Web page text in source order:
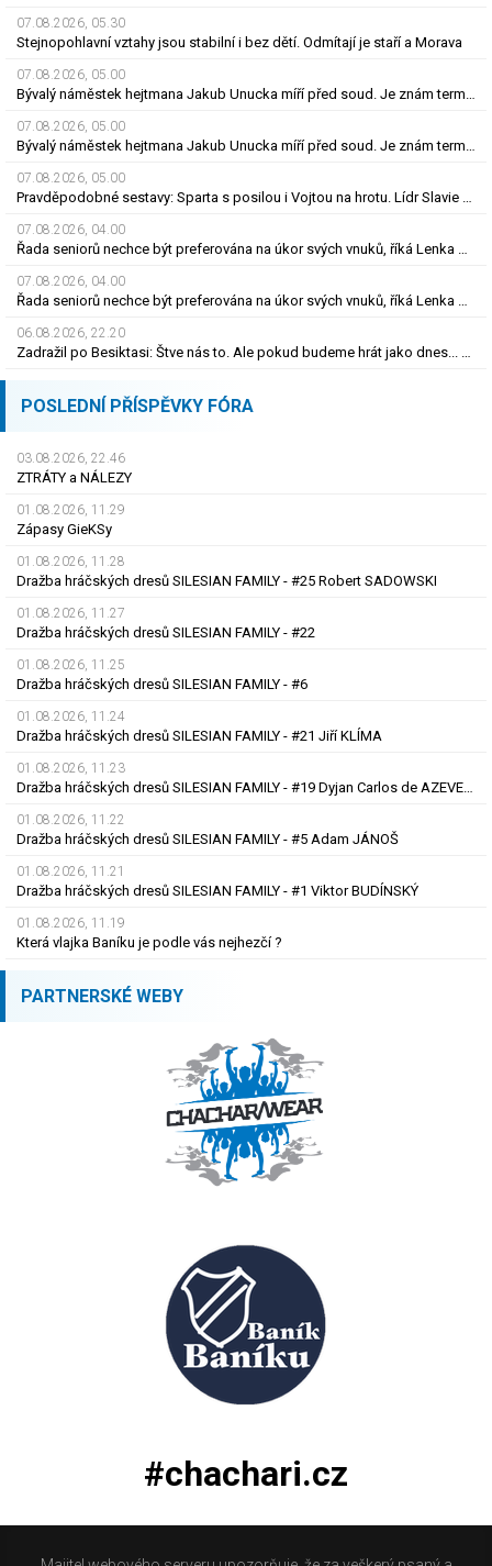
07.08.2026, 05.30
Stejnopohlavní vztahy jsou stabilní i bez dětí. Odmítají je staří a Morava
07.08.2026, 05.00
Bývalý náměstek hejtmana Jakub Unucka míří před soud. Je znám termín jednání
07.08.2026, 05.00
Bývalý náměstek hejtmana Jakub Unucka míří před soud. Je znám termín jednání
07.08.2026, 05.00
Pravděpodobné sestavy: Sparta s posilou i Vojtou na hrotu. Lídr Slavie už v základu
07.08.2026, 04.00
Řada seniorů nechce být preferována na úkor svých vnuků, říká Lenka Desatová
07.08.2026, 04.00
Řada seniorů nechce být preferována na úkor svých vnuků, říká Lenka Desatová
06.08.2026, 22.20
Zadražil po Besiktasi: Štve nás to. Ale pokud budeme hrát jako dnes... Co se stalo u gólu?
POSLEDNÍ PŘÍSPĚVKY FÓRA
03.08.2026, 22.46
ZTRÁTY a NÁLEZY
01.08.2026, 11.29
Zápasy GieKSy
01.08.2026, 11.28
Dražba hráčských dresů SILESIAN FAMILY - #25 Robert SADOWSKI
01.08.2026, 11.27
Dražba hráčských dresů SILESIAN FAMILY - #22
01.08.2026, 11.25
Dražba hráčských dresů SILESIAN FAMILY - #6
01.08.2026, 11.24
Dražba hráčských dresů SILESIAN FAMILY - #21 Jiří KLÍMA
01.08.2026, 11.23
Dražba hráčských dresů SILESIAN FAMILY - #19 Dyjan Carlos de AZEVEDO
01.08.2026, 11.22
Dražba hráčských dresů SILESIAN FAMILY - #5 Adam JÁNOŠ
01.08.2026, 11.21
Dražba hráčských dresů SILESIAN FAMILY - #1 Viktor BUDÍNSKÝ
01.08.2026, 11.19
Která vlajka Baníku je podle vás nejhezčí ?
PARTNERSKÉ WEBY
#chachari.cz